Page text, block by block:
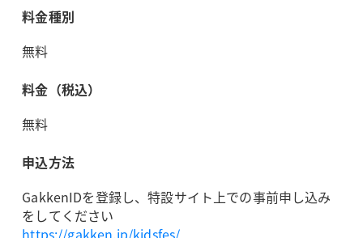
料金種別
無料
料金（税込）
無料
申込方法
GakkenIDを登録し、特設サイト上での事前申し込み
をしてください